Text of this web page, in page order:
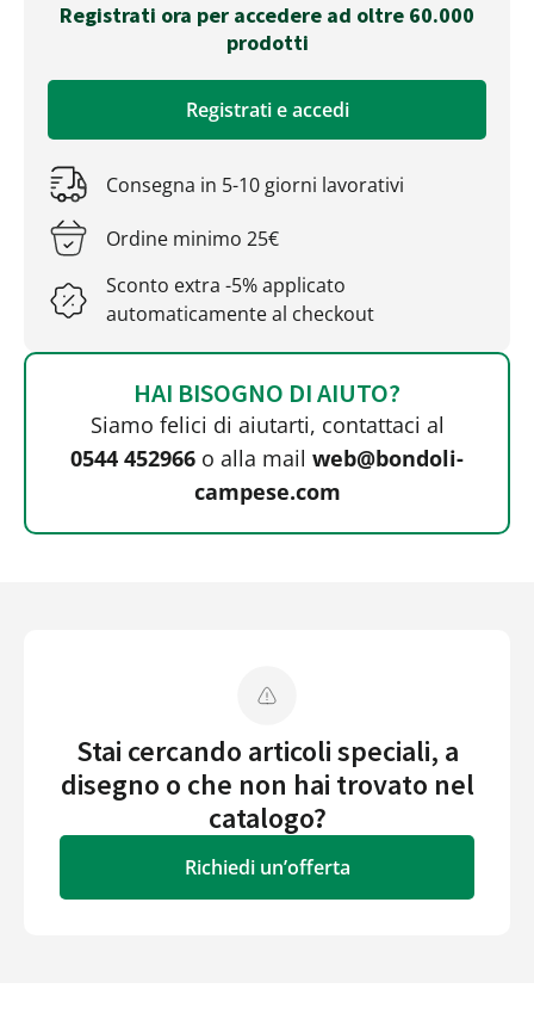
Registrati ora per accedere ad oltre 60.000
prodotti
Registrati e accedi
Consegna in 5-10 giorni lavorativi
Ordine minimo 25€
Sconto extra -5% applicato
automaticamente al checkout
HAI BISOGNO DI AIUTO?
Siamo felici di aiutarti, contattaci al
0544 452966 o alla mail web@bondoli-
campese.com
Stai cercando articoli speciali, a
disegno o che non hai trovato nel
catalogo?
Richiedi un’offerta